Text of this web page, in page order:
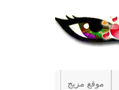
موقع مزيج